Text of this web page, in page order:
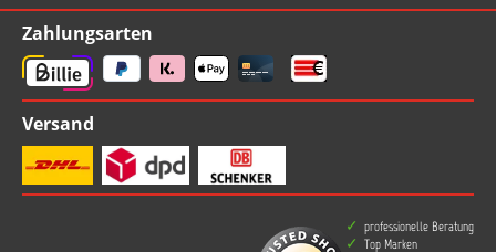
Zahlungsarten
Versand
professionelle Beratung
Top Marken